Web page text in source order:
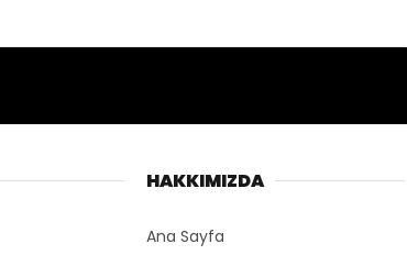
HAKKIMIZDA
Ana Sayfa